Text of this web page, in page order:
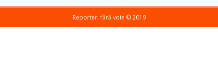
Reporteri fără voie ©️ 2019